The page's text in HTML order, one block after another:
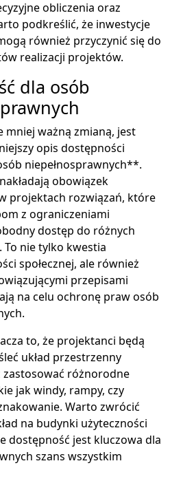
obliczenia oraz
podkreślić, że inwestycje
również przyczynić się do
realizacji projektów.
dla osób
mniej ważną zmianą, jest
opis dostępności
niepełnosprawnych**.
obowiązek
projektach rozwiązań, które
z ograniczeniami
dostęp do różnych
To nie tylko kwestia
społecznej, ale również
przepisami
na celu ochronę praw osób
to, że projektanci będą
układ przestrzenny
różnorodne
jak windy, rampy, czy
Warto zwrócić
na budynki użyteczności
dostępność jest kluczowa dla
szans wszystkim